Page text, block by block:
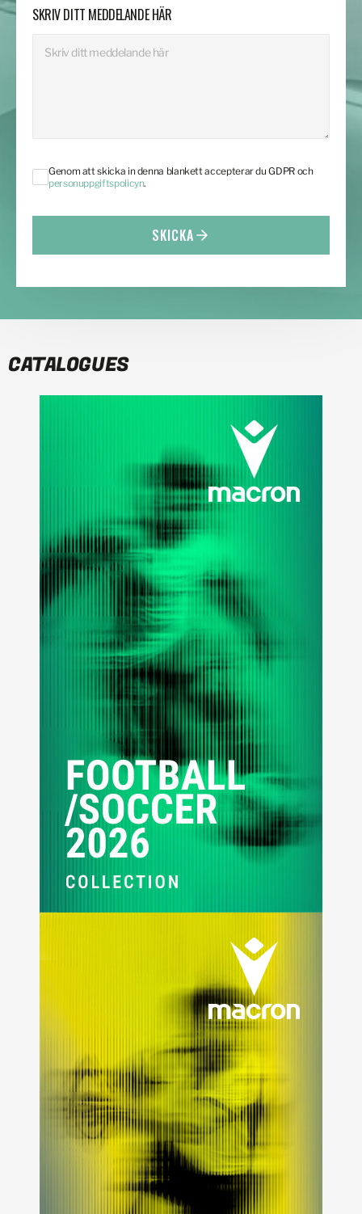
SKRIV DITT MEDDELANDE HÄR
Genom att skicka in denna blankett accepterar du GDPR och
personuppgiftspolicyn.
SKICKA
CATALOGUES